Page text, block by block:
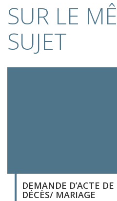
SUR LE
SUJET
DEMANDE D’ACTE
DÉCÈS/ MARIAGE